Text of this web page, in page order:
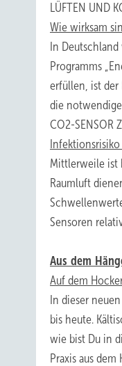
LÜFTEN UND
Wie wirksam
In
Programms
erfüllen, ist der
die
CO2-SENSOR
Mittlerweile ist
Raumluft
Sensoren
Aus dem
Auf dem
In dieser
bis heute.
wie bist Du in
Praxis aus dem